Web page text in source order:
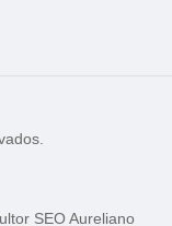
SEO Aureliano